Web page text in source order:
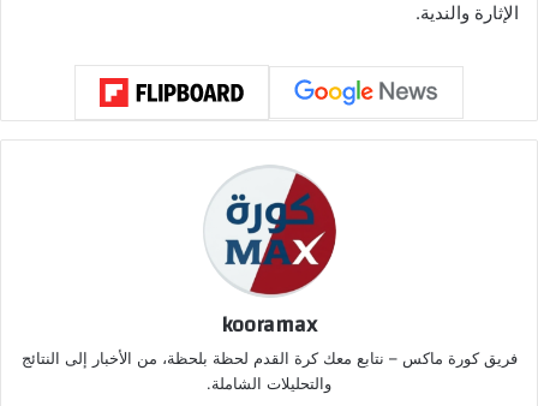
الإثارة والندية.
kooramax
فريق كورة ماكس – نتابع معك كرة القدم لحظة بلحظة، من الأخبار إلى النتائج
والتحليلات الشاملة.